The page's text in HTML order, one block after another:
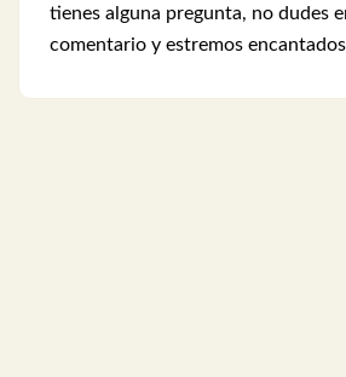
tienes alguna pregunta, no dudes
comentario y estremos